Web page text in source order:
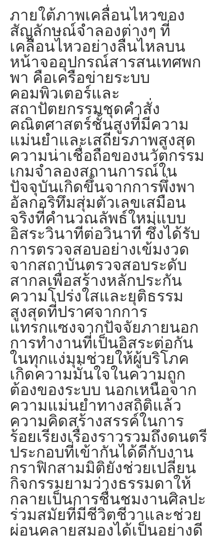
ภายใต้ภาพเคลื่อนไหวของ
สัญลักษณ์จำลองต่างๆ ที่
เคลื่อนไหวอย่างลื่นไหลบน
หน้าจออุปกรณ์สารสนเทศพก
พา คือเครือข่ายระบบ
คอมพิวเตอร์และ
สถาปัตยกรรมชุดคำสั่ง
คณิตศาสตร์ชั้นสูงที่มีความ
แม่นยำและเสถียรภาพสูงสุด
ความน่าเชื่อถือของนวัตกรรม
เกมจำลองสถานการณ์ใน
ปัจจุบันเกิดขึ้นจากการพึ่งพา
อัลกอริทึมสุ่มตัวเลขเสมือน
จริงที่คำนวณลัพธ์ใหม่แบบ
อิสระวินาทีต่อวินาที ซึ่งได้รับ
การตรวจสอบอย่างเข้มงวด
จากสถาบันตรวจสอบระดับ
สากลเพื่อสร้างหลักประกัน
ความโปร่งใสและยุติธรรม
สูงสุดที่ปราศจากการ
แทรกแซงจากปัจจัยภายนอก
การทำงานที่เป็นอิสระต่อกัน
ในทุกแง่มุมช่วยให้ผู้บริโภค
เกิดความมั่นใจในความถูก
ต้องของระบบ นอกเหนือจาก
ความแม่นยำทางสถิติแล้ว
ความคิดสร้างสรรค์ในการ
ร้อยเรียงเรื่องราวรวมถึงดนตรี
ประกอบที่เข้ากันได้ดีกับงาน
กราฟิกสามมิติยังช่วยเปลี่ยน
กิจกรรมยามว่างธรรมดาให้
กลายเป็นการชื่นชมงานศิลปะ
ร่วมสมัยที่มีชีวิตชีวาและช่วย
ผ่อนคลายสมองได้เป็นอย่างดี